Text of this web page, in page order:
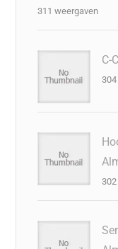
311 weergaven
C-